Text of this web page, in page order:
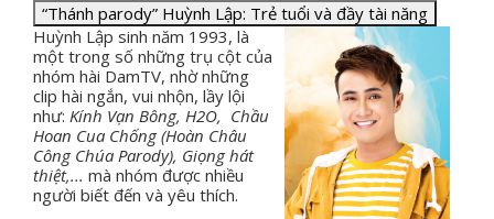
“Thánh parody” Huỳnh Lập: Trẻ tuổi và đầy tài năng
Huỳnh Lập sinh năm 1993, là
một trong số những trụ cột của
nhóm hài DamTV, nhờ những
clip hài ngắn, vui nhộn, lầy lội
như: Kính Vạn Bông, H2O, Chầu
Hoan Cua Chống (Hoàn Châu
Công Chúa Parody), Giọng hát
thiệt,... mà nhóm được nhiều
người biết đến và yêu thích.